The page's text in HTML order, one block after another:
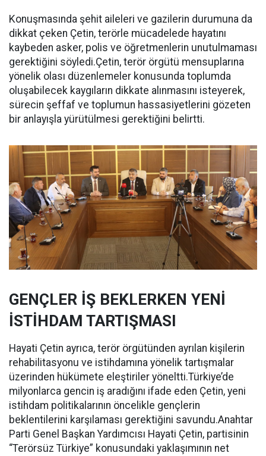
Konuşmasında şehit aileleri ve gazilerin durumuna da
dikkat çeken Çetin, terörle mücadelede hayatını
kaybeden asker, polis ve öğretmenlerin unutulmaması
gerektiğini söyledi.Çetin, terör örgütü mensuplarına
yönelik olası düzenlemeler konusunda toplumda
oluşabilecek kaygıların dikkate alınmasını isteyerek,
sürecin şeffaf ve toplumun hassasiyetlerini gözeten
bir anlayışla yürütülmesi gerektiğini belirtti.
GENÇLER İŞ BEKLERKEN YENİ
İSTİHDAM TARTIŞMASI
Hayati Çetin ayrıca, terör örgütünden ayrılan kişilerin
rehabilitasyonu ve istihdamına yönelik tartışmalar
üzerinden hükümete eleştiriler yöneltti.Türkiye’de
milyonlarca gencin iş aradığını ifade eden Çetin, yeni
istihdam politikalarının öncelikle gençlerin
beklentilerini karşılaması gerektiğini savundu.Anahtar
Parti Genel Başkan Yardımcısı Hayati Çetin, partisinin
“Terörsüz Türkiye” konusundaki yaklaşımının net